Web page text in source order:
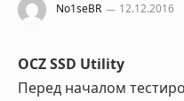
No1seBR 12.12.2016
OCZ SSD Utility
Перед началом